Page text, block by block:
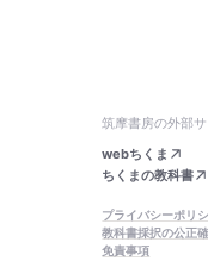
筑摩書房の外部サ
webちくま
ちくまの教科書
プライバシーポリ
教科書採択の公正
免責事項